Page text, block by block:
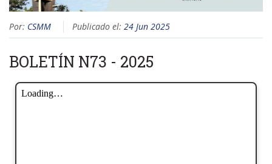
Por: CSMM Publicado el: 24 Jun 2025
BOLETÍN N73 - 2025